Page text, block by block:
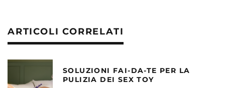
ARTICOLI CORRELATI
SOLUZIONI FAI-DA-TE PER LA
PULIZIA DEI SEX TOY